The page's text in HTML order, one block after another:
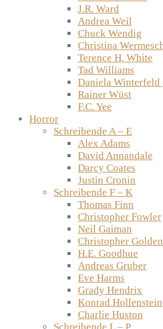
J.R. Ward
Andrea Weil
Chuck Wendig
Christina
Terence H. White
Tad Williams
Daniela Winterfeld
Rainer Wüst
F.C. Yee
Horror
Schreibende A – E
Alex Adams
David Annandale
Darcy Coates
Justin Cronin
Schreibende F – K
Thomas Finn
Christopher Fowler
Neil Gaiman
Christopher Golden
H.E. Goodhue
Andreas Gruber
Eve Harms
Grady Hendrix
Konrad Hollenstein
Charlie Huston